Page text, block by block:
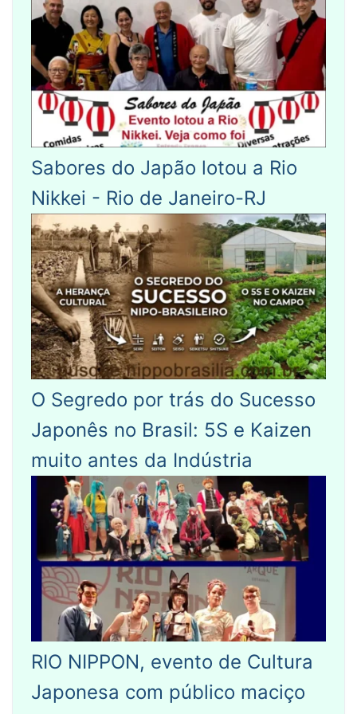
Sabores do Japão lotou a Rio
Nikkei - Rio de Janeiro-RJ
O Segredo por trás do Sucesso
Japonês no Brasil: 5S e Kaizen
muito antes da Indústria
RIO NIPPON, evento de Cultura
Japonesa com público maciço